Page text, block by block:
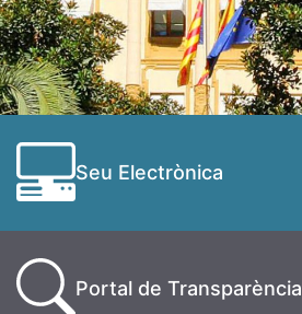
Seu Electrònica
Portal de Transparència